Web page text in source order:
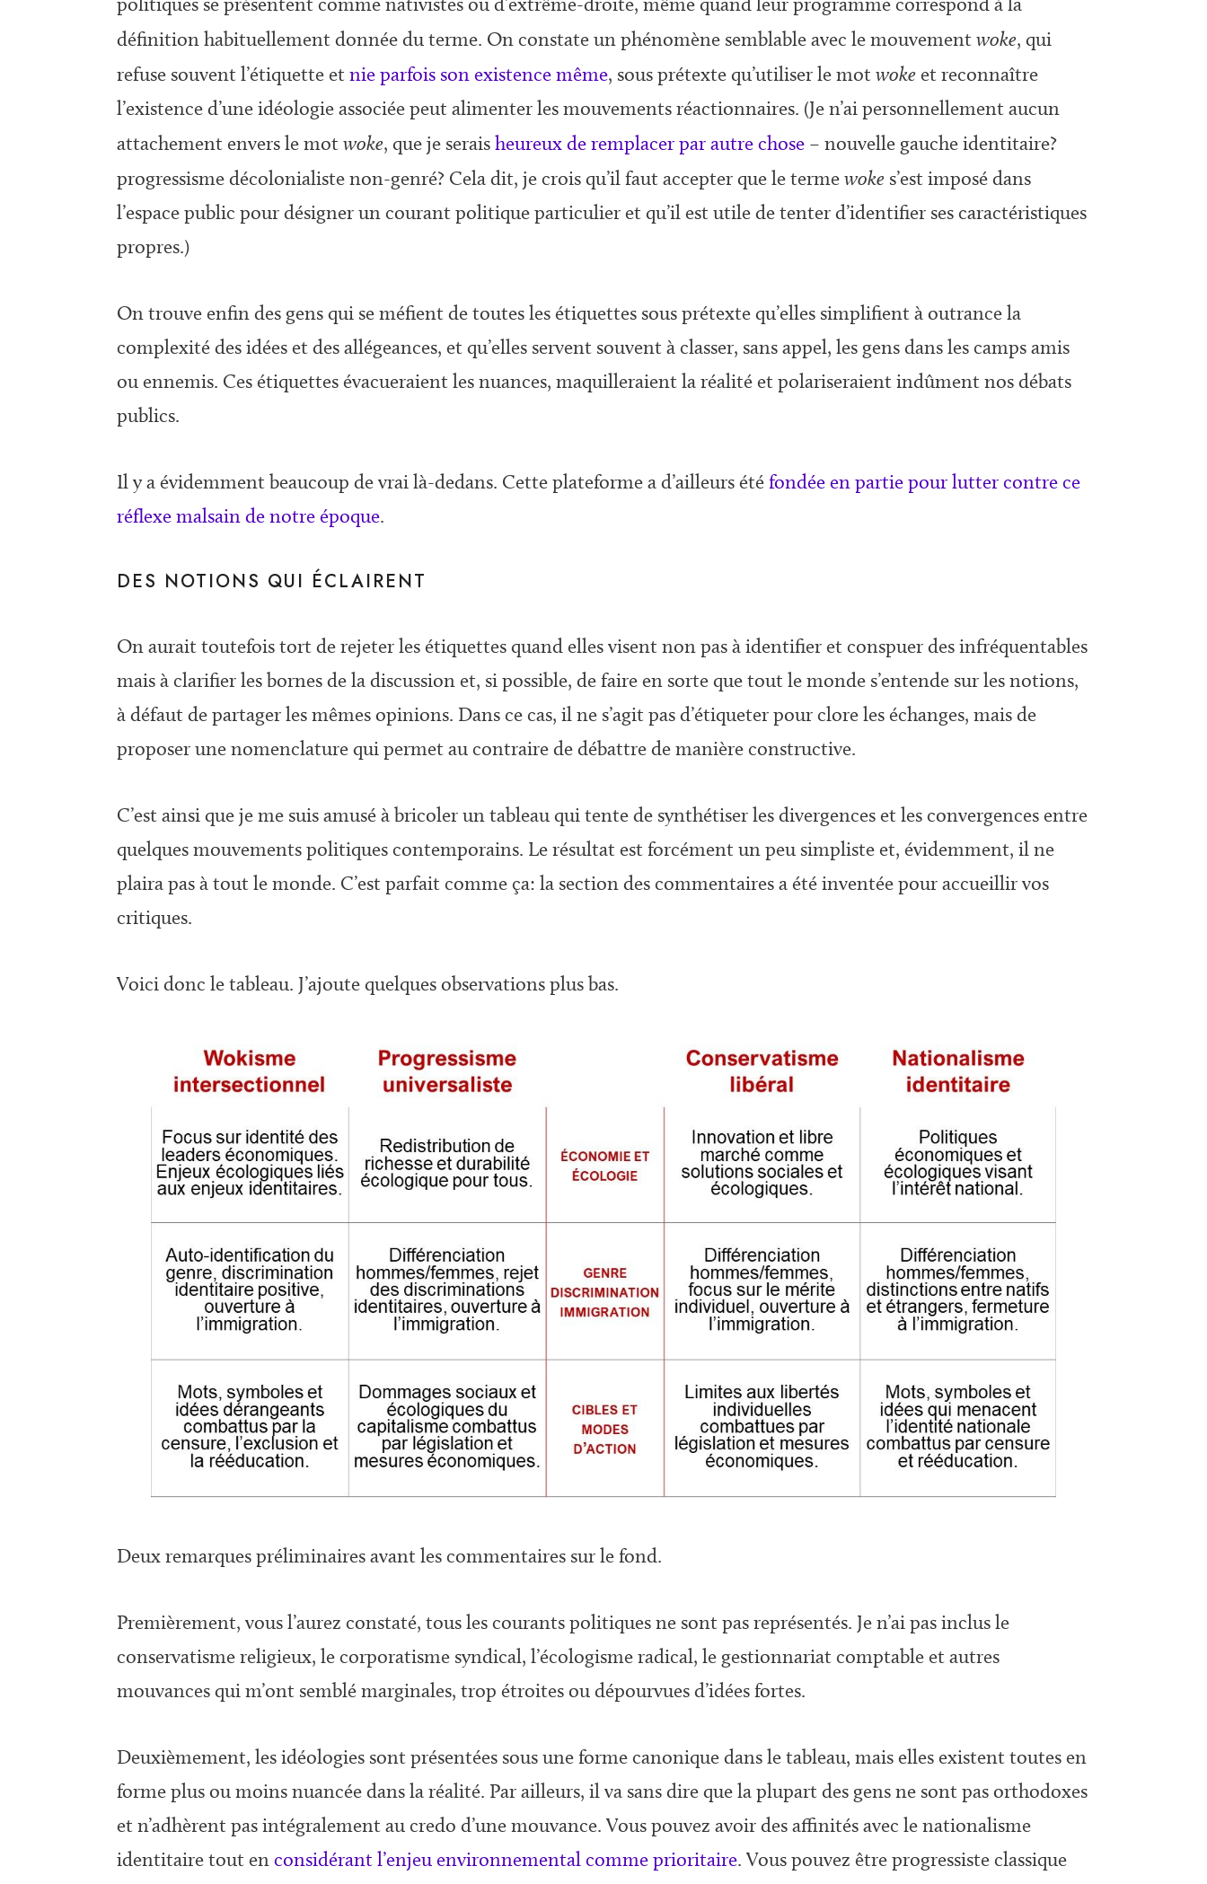
définition habituellement donnée du terme. On constate un phénomène semblable avec le mouvementwoke, qui
refuse souvent l’étiquette etnie parfois son existence même, sous prétexte qu’utiliser le motwokeet reconnaître
l’existence d’une idéologie associée peut alimenter les mouvements réactionnaires. (Je n’ai personnellement aucun
attachement envers le motwoke, que je seraisheureux de remplacer par autre chose – nouvelle gauche identitaire?
progressisme décolonialiste non-genré? Cela dit, je crois qu’il faut accepter que le termewoke s’est imposé dans
l’espace public pour désigner un courant politique particulier et qu’il est utile de tenter d’identifier ses caractéristiques
propres.)
On trouve enfin des gens qui se méfient de toutes les étiquettes sous prétexte qu’elles simplifient à outrance la
complexité des idées et des allégeances, et qu’elles servent souvent à classer, sans appel, les gens dans les camps amis
ou ennemis. Ces étiquettes évacueraient les nuances, maquilleraient la réalité et polariseraient indûment nos débats
publics.
Il y a évidemment beaucoup de vrai là-dedans. Cette plateforme a d’ailleurs étéfondée en partie pour lutter contre ce
réflexe malsain de notre époque.
DES NOTIONS QUI ÉCLAIRENT
On aurait toutefois tort de rejeter les étiquettes quand elles visent non pas à identifier et conspuer des infréquentables
mais à clarifier les bornes de la discussion et, si possible, de faire en sorte que tout le monde s’entende sur les notions,
à défaut de partager les mêmes opinions. Dans ce cas, il ne s’agit pas d’étiqueter pour clore les échanges, mais de
proposer une nomenclature qui permet au contraire de débattre de manière constructive.
C’est ainsi que je me suis amusé à bricoler un tableau qui tente de synthétiser les divergences et les convergences entre
quelques mouvements politiques contemporains. Le résultat est forcément un peu simpliste et, évidemment, il ne
plaira pas à tout le monde. C’est parfait comme ça: la section des commentaires a été inventée pour accueillir vos
critiques.
Voici donc le tableau. J’ajoute quelques observations plus bas.
Deux remarques préliminaires avant les commentaires sur le fond.
Premièrement, vous l’aurez constaté, tous les courants politiques ne sont pas représentés. Je n’ai pas inclus le
conservatisme religieux, le corporatisme syndical, l’écologisme radical, le gestionnariat comptable et autres
mouvances qui m’ont semblé marginales, trop étroites ou dépourvues d’idées fortes.
Deuxièmement, les idéologies sont présentées sous une forme canonique dans le tableau, mais elles existent toutes en
forme plus ou moins nuancée dans la réalité. Par ailleurs, il va sans dire que la plupart des gens ne sont pas orthodoxes
et n’adhèrent pas intégralement au credo d’une mouvance. Vous pouvez avoir des affinités avec le nationalisme
identitaire tout enconsidérant l’enjeu environnemental comme prioritaire. Vous pouvez être progressiste classique